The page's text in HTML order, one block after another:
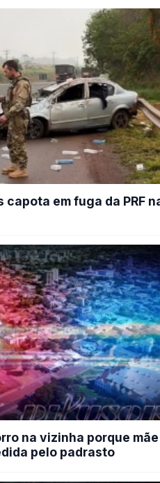
em fuga da PRF
na vizinha porque mãe
pelo padrasto